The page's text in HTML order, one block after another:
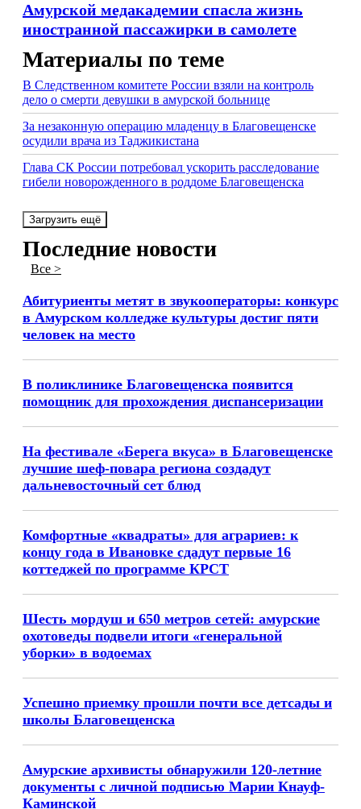
Амурской медакадемии спасла жизнь
иностранной пассажирки в самолете
Материалы по теме
В Следственном комитете России взяли на контроль
дело о смерти девушки в амурской больнице
За незаконную операцию младенцу в Благовещенске
осудили врача из Таджикистана
Глава СК России потребовал ускорить расследование
гибели новорожденного в роддоме Благовещенска
Загрузить ещё
Последние новости
Все >
Абитуриенты метят в звукооператоры: конкурс
в Амурском колледже культуры достиг пяти
человек на место
В поликлинике Благовещенска появится
помощник для прохождения диспансеризации
На фестивале «Берега вкуса» в Благовещенске
лучшие шеф-повара региона создадут
дальневосточный сет блюд
Комфортные «квадраты» для аграриев: к
концу года в Ивановке сдадут первые 16
коттеджей по программе КРСТ
Шесть мордуш и 650 метров сетей: амурские
охотоведы подвели итоги «генеральной
уборки» в водоемах
Успешно приемку прошли почти все детсады и
школы Благовещенска
Амурские архивисты обнаружили 120-летние
документы с личной подписью Марии Кнауф-
Каминской